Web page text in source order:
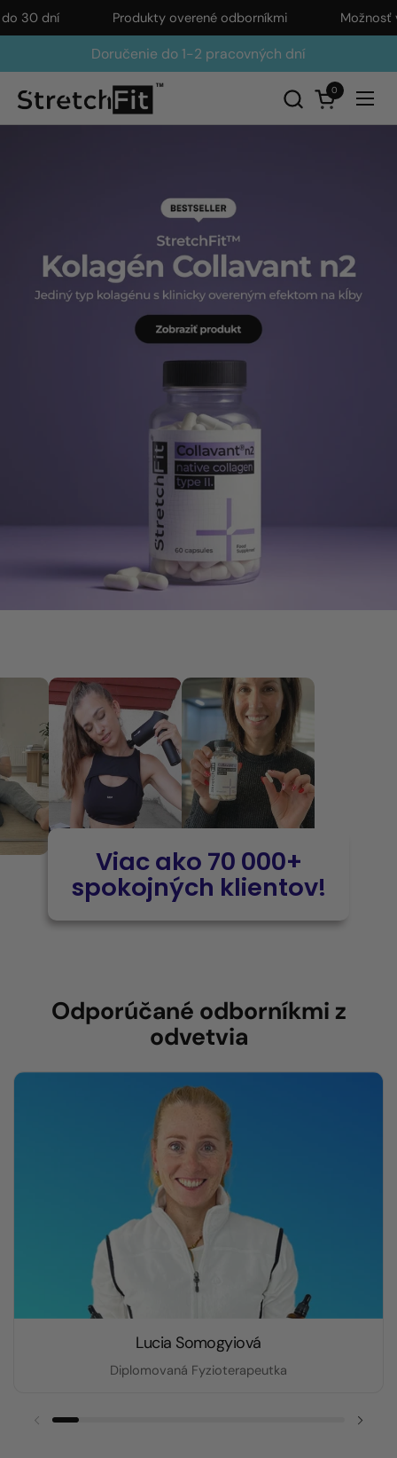
Preskočiť na obsahProdukty overené odborníkmi Možnosť
Doručenie do 1-2 pracovných dní
Otvoriť
0
Viac ako 70 000+
spokojných klientov!
Odporúčané odborníkmi z
odvetvia
Lucia Somogyiová
Diplomovaná Fyzioterapeutka